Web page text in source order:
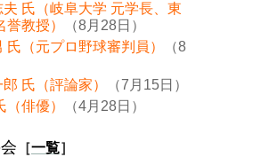
氏（岐阜大学 元学長、東
教授）
（8月28日）
氏（元プロ野球審判員）
（8
氏（評論家）
（7月15日）
（俳優）
（4月28日）
［一覧］